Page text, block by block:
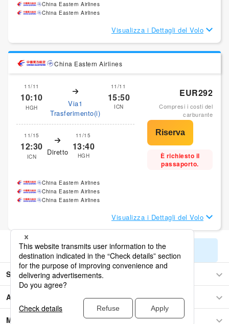
China Eastern Airlines
China Eastern Airlines
Visualizza i Dettagli del Volo
China Eastern Airlines
11/11
10:10
HGH
Via1
Trasferimento(i)
11/11
15:50
ICN
11/15
12:30
ICN Diretto
11/15
13:40
HGH
EUR292
Compresi i costi del
carburante
È richiesto il
passaporto.
China Eastern Airlines
China Eastern Airlines
China Eastern Airlines
Visualizza i Dettagli del Volo
Mostra i restanti risultati di ricerca
Seoul
Asia
Medio Oriente